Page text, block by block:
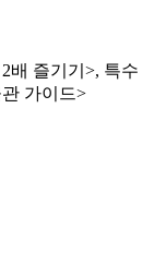
배 즐기기>, 특수
가이드>